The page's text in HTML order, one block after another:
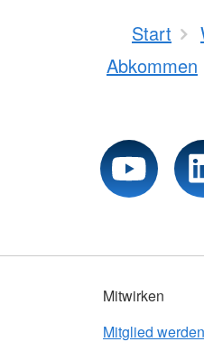
Start
Abkommen
Mitwirken
Mitglied werden